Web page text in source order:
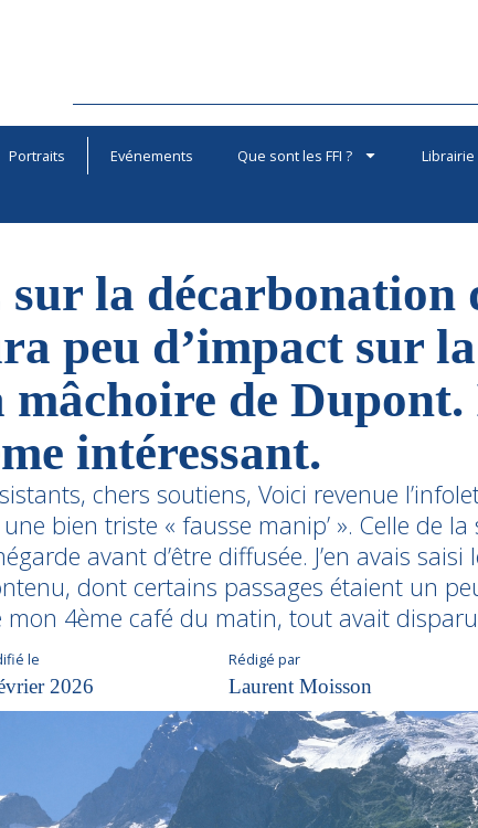
Portraits Evénements Que sont les FFI ? Librairie
la décarbonation
peu d’impact sur la
mâchoire de
intéressant.
chers soutiens, Voici revenue
bien triste « fausse manip’ ». Celle de la
avant d’être diffusée. J’en avais saisi
dont certains passages étaient un
4ème café du matin, tout avait
le
2026
Rédigé par
Laurent Moisson